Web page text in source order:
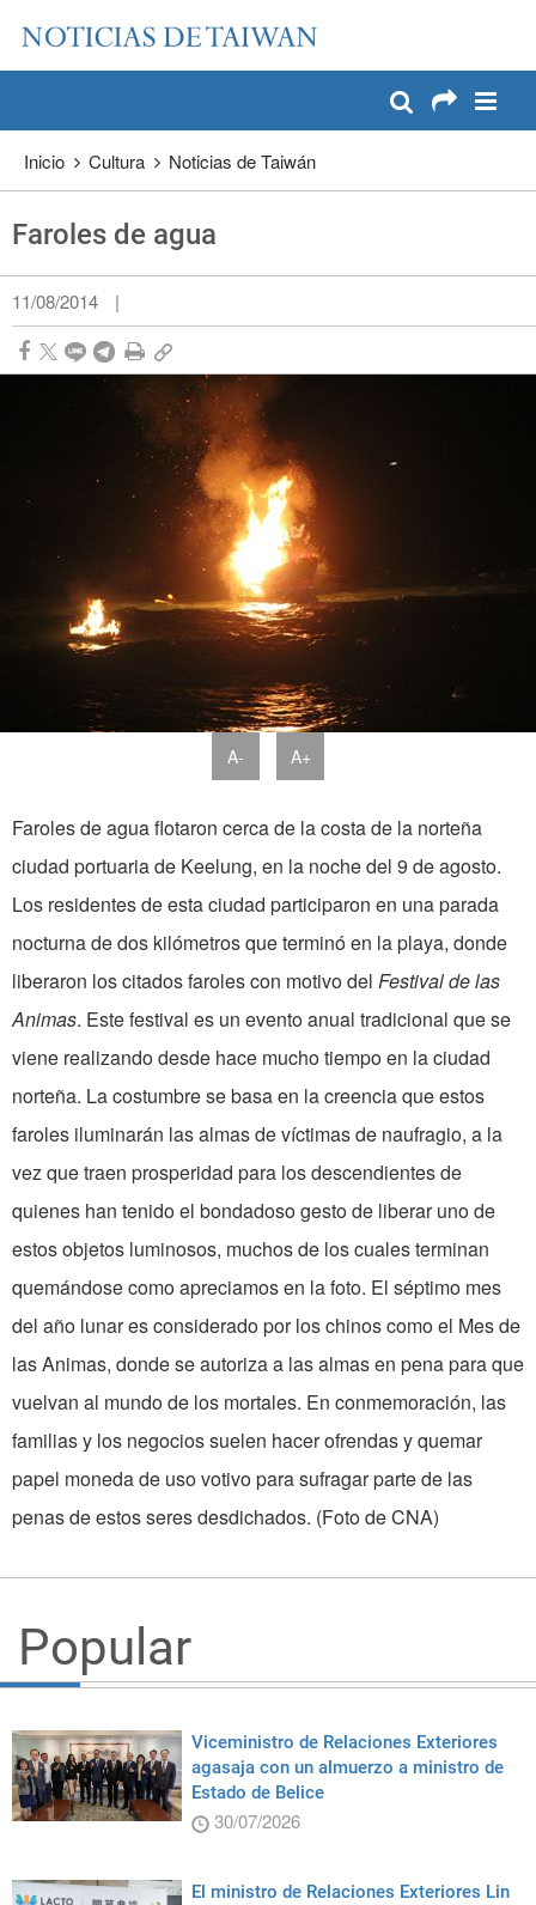
Pase a contenido principal
Inicio Cultura Noticias de Taiwán
Faroles de agua
11/08/2014 |
A- A+
Faroles de agua flotaron cerca de la costa de la norteña
ciudad portuaria de Keelung, en la noche del 9 de agosto.
Los residentes de esta ciudad participaron en una parada
nocturna de dos kilómetros que terminó en la playa, donde
liberaron los citados faroles con motivo del Festival de las
Animas. Este festival es un evento anual tradicional que se
viene realizando desde hace mucho tiempo en la ciudad
norteña. La costumbre se basa en la creencia que estos
faroles iluminarán las almas de víctimas de naufragio, a la
vez que traen prosperidad para los descendientes de
quienes han tenido el bondadoso gesto de liberar uno de
estos objetos luminosos, muchos de los cuales terminan
quemándose como apreciamos en la foto. El séptimo mes
del año lunar es considerado por los chinos como el Mes de
las Animas, donde se autoriza a las almas en pena para que
vuelvan al mundo de los mortales. En conmemoración, las
familias y los negocios suelen hacer ofrendas y quemar
papel moneda de uso votivo para sufragar parte de las
penas de estos seres desdichados. (Foto de CNA)
Popular
Viceministro de Relaciones Exteriores
agasaja con un almuerzo a ministro de
Estado de Belice
30/07/2026
El ministro de Relaciones Exteriores Lin